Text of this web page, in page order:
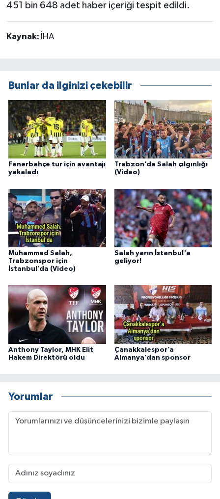
451 bin 648 adet haber içeriği tespit edildi.
Kaynak: İHA
Bunlar da ilginizi çekebilir
Fenerbahçe tur için avantajı
yakaladı
Trabzon’da Salah çılgınlığı
(Video)
Muhammed Salah,
Trabzonspor için
İstanbul’da (Video)
Salah yarın İstanbul'a
geliyor!
Anthony Taylor, MHK Elit
Hakem Direktörü oldu
Çanakkalespor’a
Almanya’dan sponsor
Yorumlar